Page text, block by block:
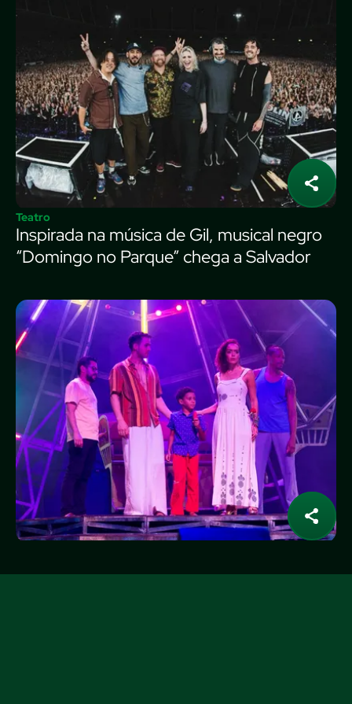
Teatro
Inspirada na música de Gil, musical negro
“Domingo no Parque” chega a Salvador